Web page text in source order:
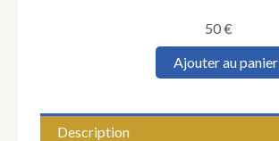
50€
quantitéAjouter au panier
Description